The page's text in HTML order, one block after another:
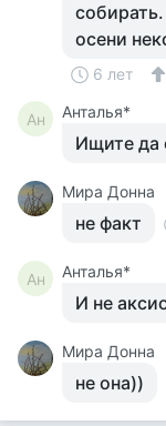
осени
6 лет
Ан Анталья*
Ищите да
Мира Донна
не факт
Ан Анталья*
И не
Мира Донна
не она))